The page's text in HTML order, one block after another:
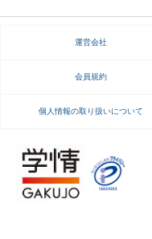
運営会社
会員規約
個人情報の取り扱いについて